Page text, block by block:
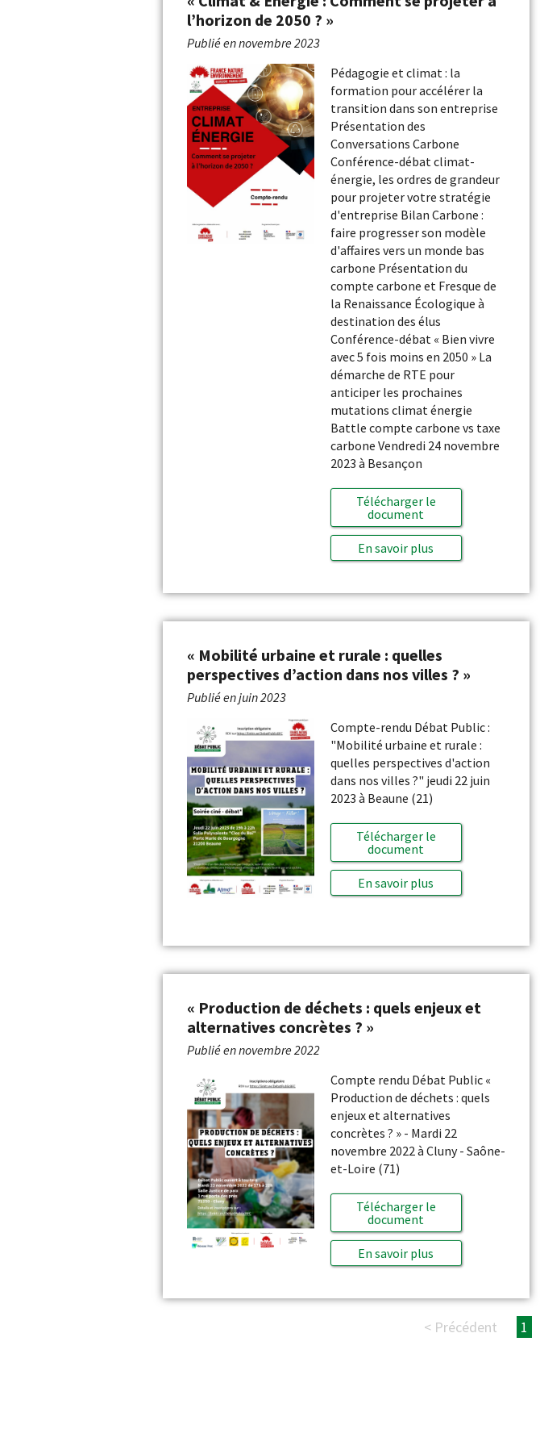
l’horizon de 2050 ? »
Publié ennovembre 2023
Pédagogie et climat : la
formation pour accélérer la
transition dans son entreprise
Présentation des
Conversations Carbone
Conférence-débat climat-
énergie, les ordres de grandeur
pour projeter votre stratégie
d'entreprise Bilan Carbone :
faire progresser son modèle
d'affaires vers un monde bas
carbone Présentation du
compte carbone et Fresque de
la Renaissance Écologique à
destination des élus
Conférence-débat « Bien vivre
avec 5 fois moins en 2050 » La
démarche de RTE pour
anticiper les prochaines
mutations climat énergie
Battle compte carbone vs taxe
carbone Vendredi 24 novembre
2023 à Besançon
Télécharger le
document
En savoir plus
« Mobilité urbaine et rurale : quelles
perspectives d’action dans nos villes ? »
Publié enjuin 2023
Compte-rendu Débat Public :
"Mobilité urbaine et rurale :
quelles perspectives d'action
dans nos villes ?" jeudi 22 juin
2023 à Beaune (21)
Télécharger le
document
En savoir plus
« Production de déchets : quels enjeux et
alternatives concrètes ? »
Publié ennovembre 2022
Compte rendu Débat Public «
Production de déchets : quels
enjeux et alternatives
concrètes ? » - Mardi 22
novembre 2022 à Cluny - Saône-
et-Loire (71)
Télécharger le
document
En savoir plus
< Précédent 1